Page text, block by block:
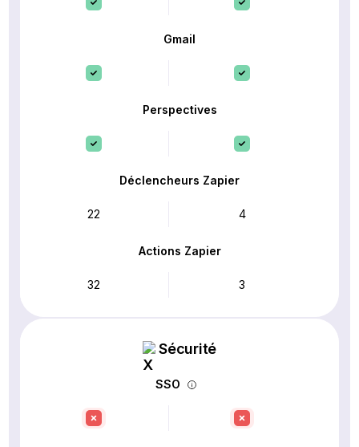
Gmail
Perspectives
Déclencheurs Zapier
22 4
Actions Zapier
32 3
Sécurité
SSO